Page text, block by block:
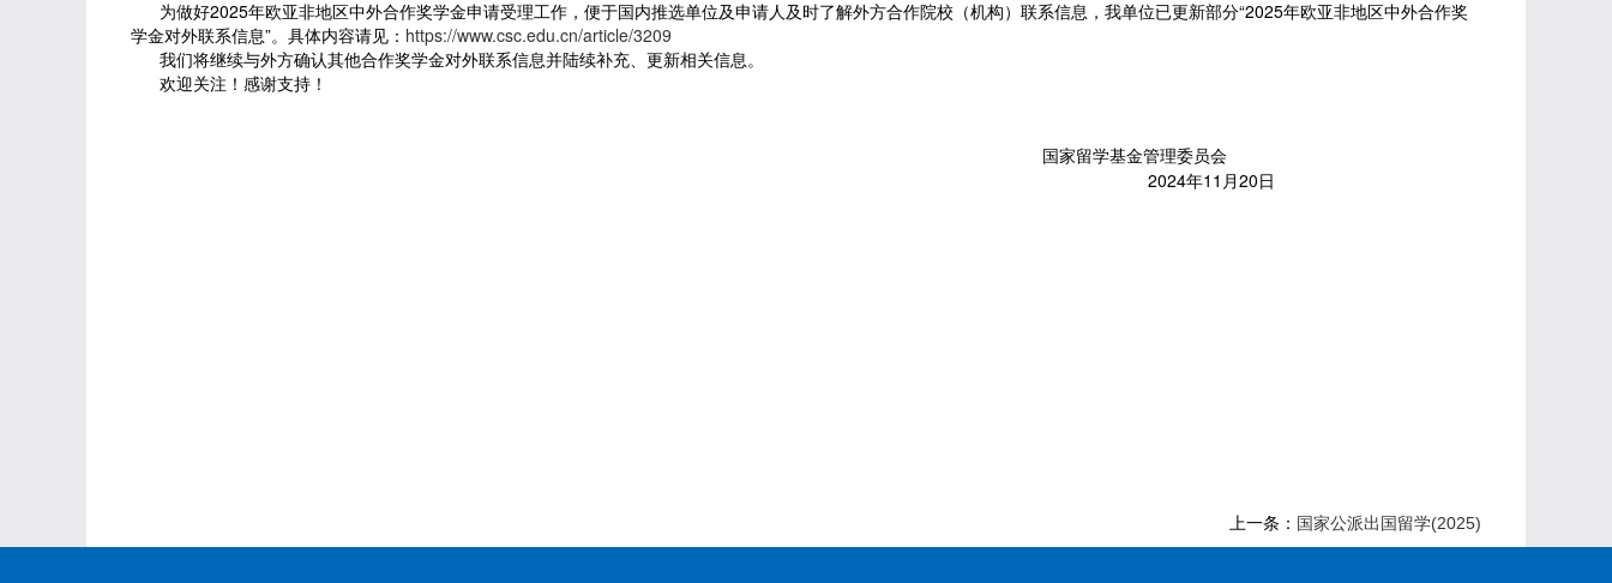
为做好2025年欧亚非地区中外合作奖学金申请受理工作，便于国内推选单位及申请人及时了解外方合作院校（机构）联系信息，我单位已更新部分“2025年欧亚非地区中外合作奖
学金对外联系信息”。具体内容请见： https://www.csc.edu.cn/article/3209
我们将继续与外方确认其他合作奖学金对外联系信息并陆续补充、更新相关信息。
欢迎关注！感谢支持！
国家留学基金管理委员会
2024年11月20日
上一条： 国家公派出国留学(2025)